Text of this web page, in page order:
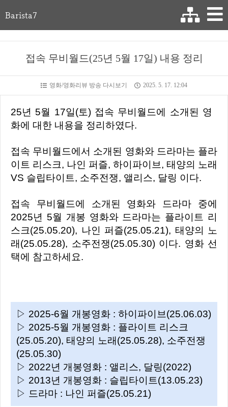
Barista7
접속 무비월드(25년 5월 17일) 내용 정리
영화/영화리뷰 방송 다시보기 2025. 5. 17. 12:04
25년 5월 17일(토) 접속 무비월드에 소개된 영
화에 대한 내용을 정리하였다.
접속 무비월드에서 소개된 영화와 드라마는 플라
이트 리스크, 나인 퍼즐, 하이파이브, 태양의 노래
VS 슬립타이트, 소주전쟁, 앨리스, 달링 이다.
접속 무비월드에 소개된 영화와 드라마 중에
2025년 5월 개봉 영화와 드라마는 플라이트 리
스크(25.05.20), 나인 퍼즐(25.05.21), 태양의 노
래(25.05.28), 소주전쟁(25.05.30) 이다. 영화 선
택에 참고하세요.
▷ 2025-6월 개봉영화 : 하이파이브(25.06.03)
▷ 2025-5월 개봉영화 : 플라이트 리스크
(25.05.20), 태양의 노래(25.05.28), 소주전쟁
(25.05.30)
▷ 2022년 개봉영화 : 앨리스, 달링(2022)
▷ 2013년 개봉영화 : 슬립타이트(13.05.23)
▷ 드라마 : 나인 퍼즐(25.05.21)